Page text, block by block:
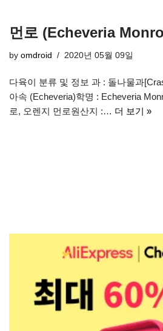
먼로 (Echeveria
by omdroid 2020년 05월 09일
다육이 분류 및 정보 과 : 돌나물과
아속 (Echeveria)학명 : Echeveria
로, 오렌지 먼로원산지 :… 더 보기 »